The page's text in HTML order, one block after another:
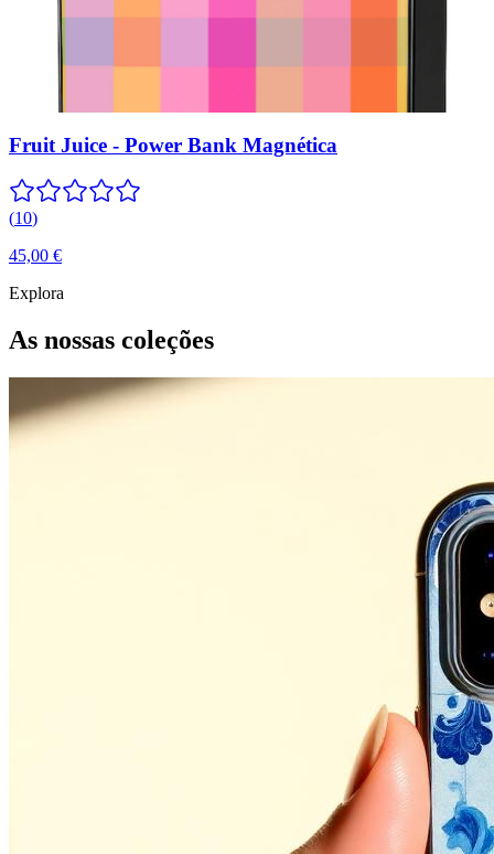
Fruit Juice - Power Bank Magnética
(10)
45,00 €
Explora
As nossas coleções